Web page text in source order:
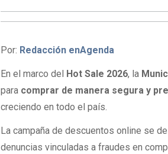
Por: Redacción enAgenda
En el marco del Hot Sale 2026, la
para comprar de manera segura y
creciendo en todo el país.
La campaña de descuentos online se
denuncias vinculadas a fraudes en